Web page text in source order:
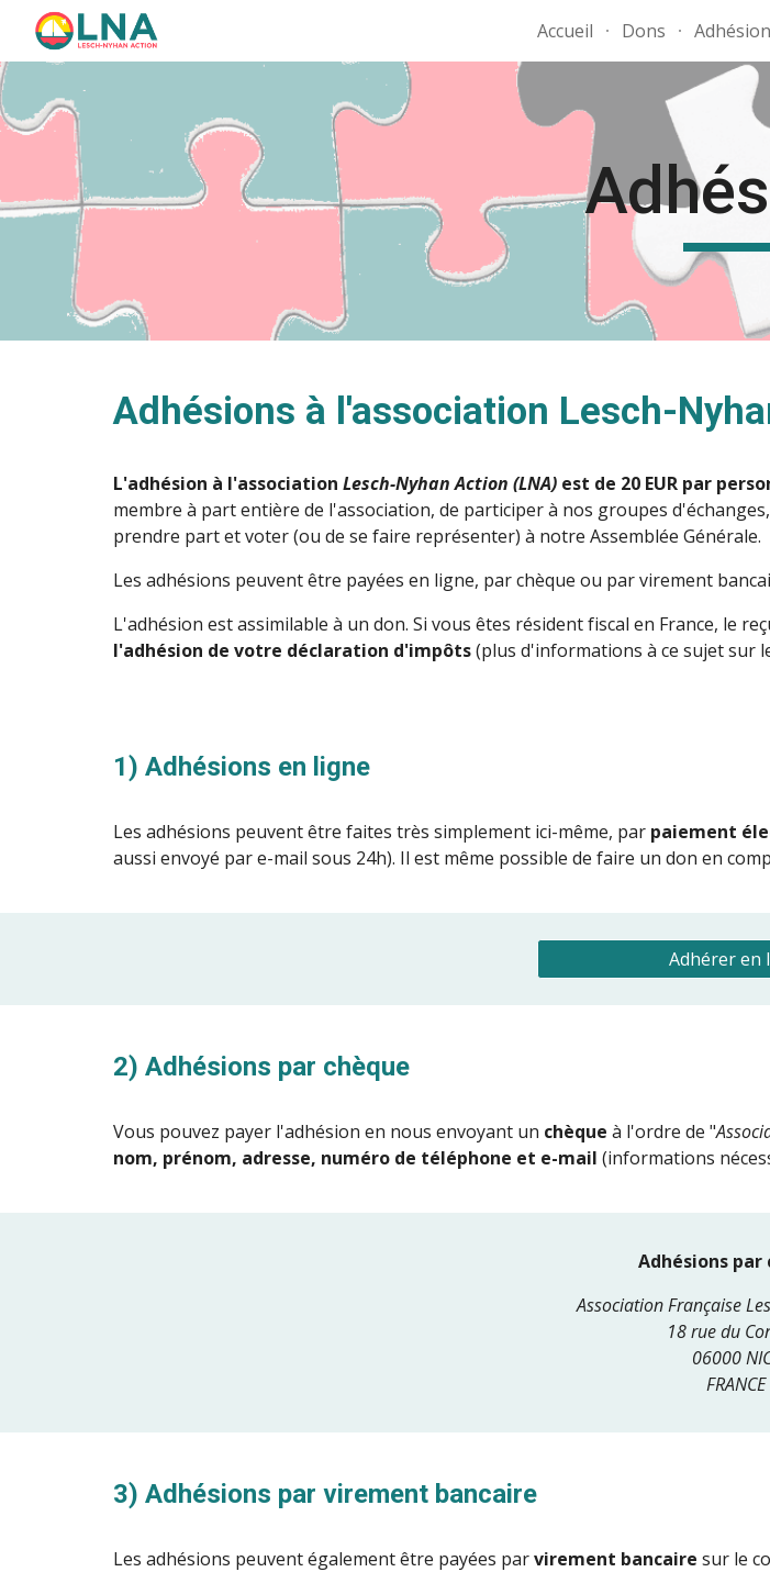
Skip to main content
Accueil Dons
Adhésions à l'association Lesch-
L'adhésion à l'association Lesch-Nyhan Action (LNA) est de 20 EUR par
membre à part entière de l'association, de participer à nos groupes
prendre part et voter (ou de se faire représenter) à notre Assemblée Générale.
Les adhésions peuvent être payées en ligne, par chèque ou par virement
L'adhésion est assimilable à un don. Si vous êtes résident fiscal en France, le
l'adhésion de votre déclaration d'impôts (plus d'informations à ce sujet sur
1) Adhésions en ligne
Les adhésions peuvent être faites très simplement ici-même, par paiement
aussi envoyé par e-mail sous 24h). Il est même possible de faire un don en
Adhérer en
2) Adhésions par chèque
Vous pouvez payer l'adhésion en nous envoyant un chèque à l'ordre de "
nom, prénom, adresse, numéro de téléphone et e-mail (informations
Adhésions par
Association Française
18 rue du
06000
FRANCE
3) Adhésions par virement bancaire
Les adhésions peuvent également être payées par virement bancaire